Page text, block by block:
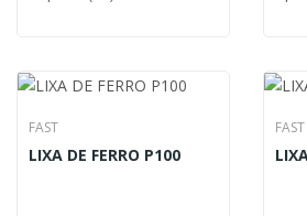
FAST
LIXA DE FERRO P100
FAST